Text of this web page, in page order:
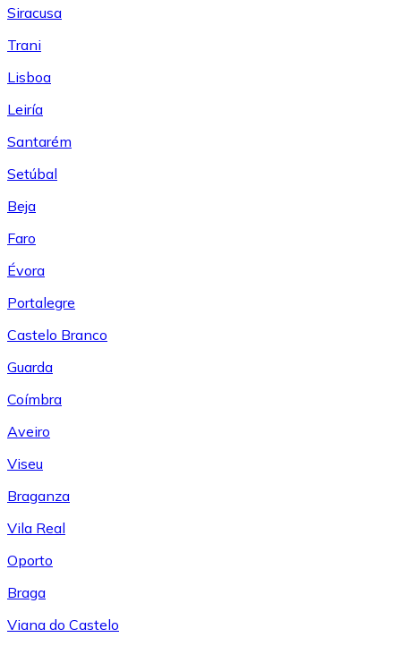
Siracusa
Trani
Lisboa
Leiría
Santarém
Setúbal
Beja
Faro
Évora
Portalegre
Castelo Branco
Guarda
Coímbra
Aveiro
Viseu
Braganza
Vila Real
Oporto
Braga
Viana do Castelo